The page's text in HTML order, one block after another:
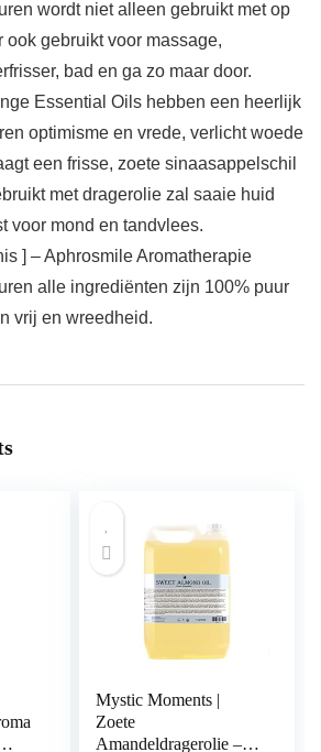
wordt niet alleen gebruikt met op
ook gebruikt voor massage,
bad en ga zo maar door.
Essential Oils hebben een heerlijk
optimisme en vrede, verlicht woede
​​een frisse, zoete sinaasappelschil
met dragerolie zal saaie huid
voor mond en tandvlees.
] – Aphrosmile Aromatherapie
alle ingrediënten zijn 100% puur
vrij en wreedheid.
Mystic Moments |
Zoete
Amandeldragerolie –